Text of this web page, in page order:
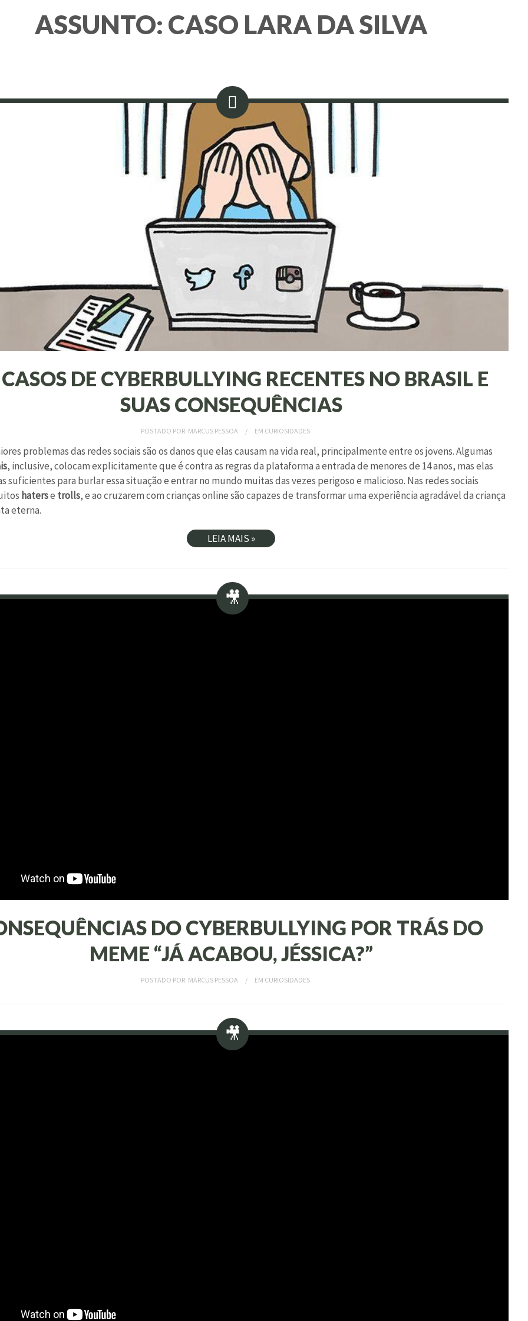
ASSUNTO: CASO LARA DA SILVA
DE CYBERBULLYING RECENTES NO BRASIL E
SUAS CONSEQUÊNCIAS
POSTADO POR: MARCUS PESSOA EM CURIOSIDADES
problemas das redes sociais são os danos que elas causam na vida real, principalmente entre os jovens. Algumas
, inclusive, colocam explicitamente que é contra as regras da plataforma a entrada de menores de 14 anos, mas elas
suficientes para burlar essa situação e entrar no mundo muitas das vezes perigoso e malicioso. Nas redes sociais
haterse trolls, e ao cruzarem com crianças online são capazes de transformar uma experiência agradável da criança
eterna.
LEIA MAIS »
DO CYBERBULLYING POR TRÁS DO
MEME “JÁ ACABOU, JÉSSICA?”
POSTADO POR: MARCUS PESSOA EM CURIOSIDADES